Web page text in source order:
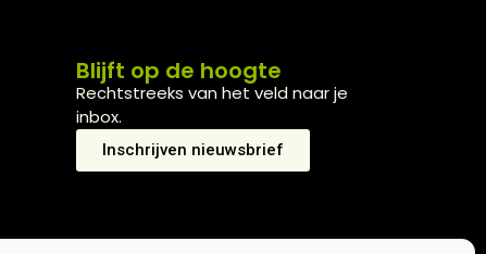
Blijft op de hoogte
Rechtstreeks van het veld naar je
inbox.
Inschrijven nieuwsbrief